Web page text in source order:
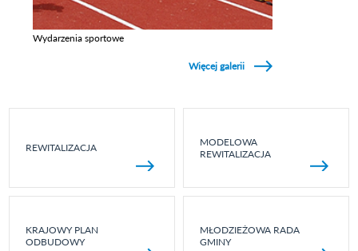
Wydarzenia sportowe
Więcej galerii
REWITALIZACJA
MODELOWA
REWITALIZACJA
KRAJOWY PLAN
ODBUDOWY
MŁODZIEŻOWA RADA
GMINY